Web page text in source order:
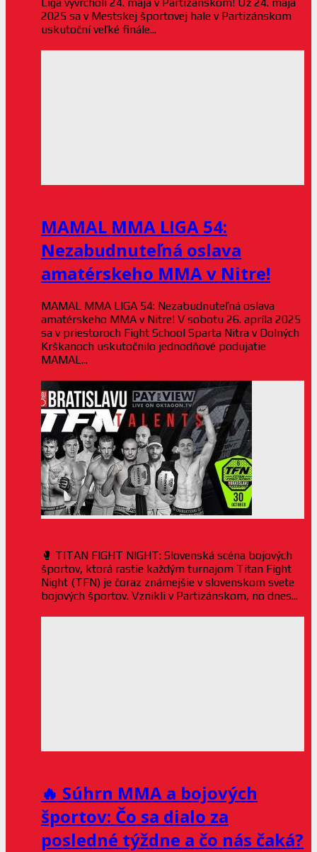
2025 sa v Mestskej športovej hale v Partizánskom
uskutoční veľké finále...
MAMAL MMA LIGA 54:
Nezabudnuteľná oslava
amatérskeho MMA v Nitre!
MAMAL MMA LIGA 54: Nezabudnuteľná oslava
amatérskeho MMA v Nitre! V sobotu 26. apríla 2025
sa v priestoroch Fight School Sparta Nitra v Dolných
Krškanoch uskutočnilo jednodňové podujatie
MAMAL...
🥊 TITAN FIGHT NIGHT: Slovenská scéna bojových
športov, ktorá rastie každým turnajom Titan Fight
Night (TFN) je čoraz známejšie v slovenskom svete
bojových športov. Vznikli v Partizánskom, no dnes...
🔥 Súhrn MMA a bojových
športov: Čo sa dialo za
posledné týždne a čo nás čaká?